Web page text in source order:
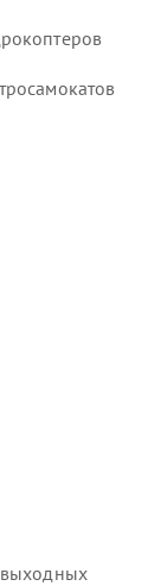
часов Xiaomi